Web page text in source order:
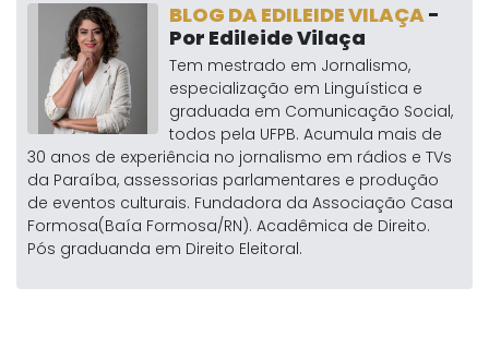
BLOG DA EDILEIDE VILAÇA-
Por Edileide Vilaça
Tem mestrado em Jornalismo,
especialização em Linguística e
graduada em Comunicação Social,
todos pela UFPB. Acumula mais de
30 anos de experiência no jornalismo em rádios e TVs
da Paraíba, assessorias parlamentares e produção
de eventos culturais. Fundadora da Associação Casa
Formosa(Baía Formosa/RN). Acadêmica de Direito.
Pós graduanda em Direito Eleitoral.